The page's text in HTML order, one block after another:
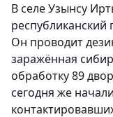
В селе Узынсу
республиканский
Он проводит
заражённая
обработку 89
сегодня же